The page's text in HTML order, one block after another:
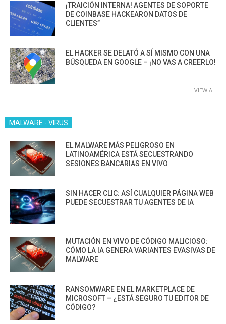
¡TRAICIÓN INTERNA! AGENTES DE SOPORTE
DE COINBASE HACKEARON DATOS DE
CLIENTES”
EL HACKER SE DELATÓ A SÍ MISMO CON UNA
BÚSQUEDA EN GOOGLE – ¡NO VAS A CREERLO!
VIEW ALL
MALWARE - VIRUS
EL MALWARE MÁS PELIGROSO EN
LATINOAMÉRICA ESTÁ SECUESTRANDO
SESIONES BANCARIAS EN VIVO
SIN HACER CLIC: ASÍ CUALQUIER PÁGINA WEB
PUEDE SECUESTRAR TU AGENTES DE IA
MUTACIÓN EN VIVO DE CÓDIGO MALICIOSO:
CÓMO LA IA GENERA VARIANTES EVASIVAS DE
MALWARE
RANSOMWARE EN EL MARKETPLACE DE
MICROSOFT – ¿ESTÁ SEGURO TU EDITOR DE
CÓDIGO?